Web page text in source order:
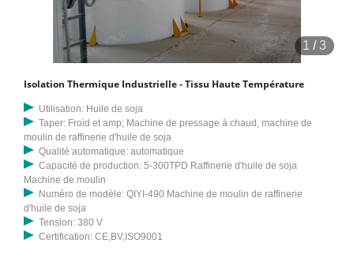
1 /3
Isolation Thermique Industrielle - Tissu Haute Température
Utilisation: Huile de soja
Taper: Froid et amp; Machine de pressage à chaud, machine de
moulin de raffinerie d'huile de soja
Qualité automatique: automatique
Capacité de production: 5-300TPD Raffinerie d'huile de soja
Machine de moulin
Numéro de modèle: QIYI-490 Machine de moulin de raffinerie
d'huile de soja
Tension: 380 V
Certification: CE,BV,ISO9001